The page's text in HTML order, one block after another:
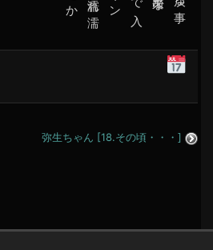
年
月
弥生ちゃん [18.その頃・・・]